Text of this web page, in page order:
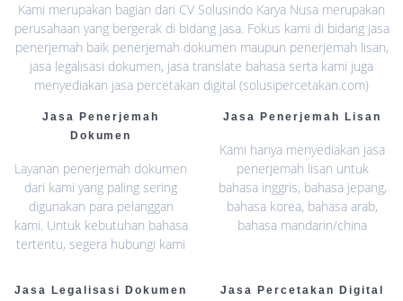
Kami merupakan bagian dari CV Solusindo Karya Nusa merupakan
perusahaan yang bergerak di bidang jasa. Fokus kami di bidang jasa
penerjemah baik penerjemah dokumen maupun penerjemah lisan,
jasa legalisasi dokumen, jasa translate bahasa serta kami juga
menyediakan jasa percetakan digital (solusipercetakan.com)
Jasa Penerjemah
Dokumen
Layanan penerjemah dokumen
dari kami yang paling sering
digunakan para pelanggan
kami. Untuk kebutuhan bahasa
tertentu, segera hubungi kami
Jasa Penerjemah Lisan
Kami hanya menyediakan jasa
penerjemah lisan untuk
bahasa inggris, bahasa jepang,
bahasa korea, bahasa arab,
bahasa mandarin/china
Jasa Legalisasi Dokumen Jasa Percetakan Digital